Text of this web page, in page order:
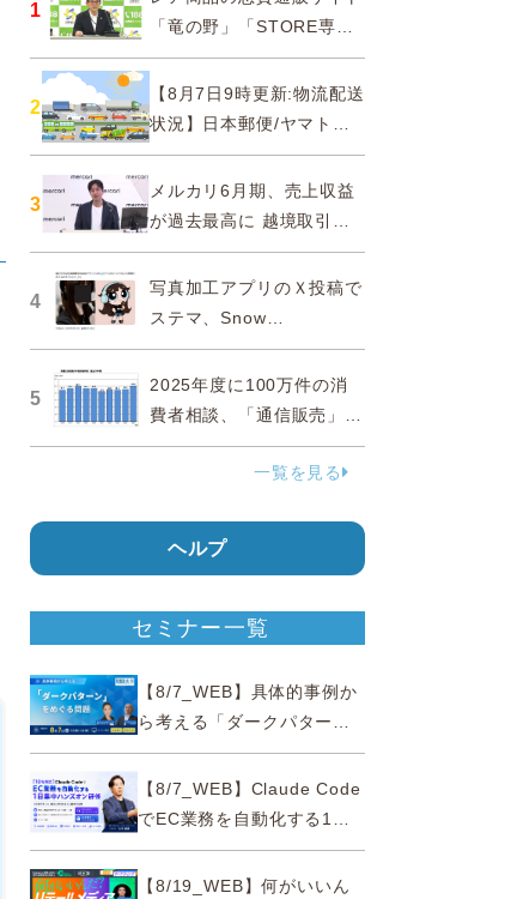
1
「竜の野」「STORE専門
ショップ」などに注意…消
費者庁
2
【8月7日9時更新:物流配送
状況】日本郵便/ヤマト運
輸/佐川急便/西濃運輸/福山
通運
3
メルカリ6月期、売上収益
が過去最高に 越境取引が
急成長
4
写真加工アプリのＸ投稿で
ステマ、Snow
Corporationと日本法人に
措置命令
5
2025年度に100万件の消
費者相談、「通信販売」が
38.0％占める…国民生活セ
一覧を見る
ヘルプ
セミナー一覧
【8/7_WEB】具体的事例か
ら考える「ダークパター
ン」をめぐる問題【薬事法
広告研究所×通販通信
ECMO】
【8/7_WEB】Claude Code
でEC業務を自動化する1日
集中ハンズオン研修【10名
限定・東京三田】
【8/19_WEB】何がいいん